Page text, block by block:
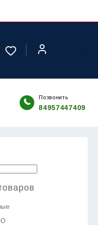
Позвонить
84957447409